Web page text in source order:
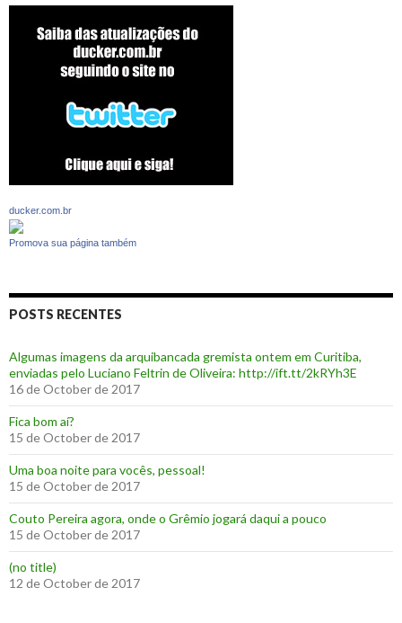
ducker.com.br
Promova sua página também
POSTS RECENTES
Algumas imagens da arquibancada gremista ontem em Curitiba,
enviadas pelo Luciano Feltrin de Oliveira: http://ift.tt/2kRYh3E
16 de October de 2017
‪Fica bom aí?‬
15 de October de 2017
Uma boa noite para vocês, pessoal!
15 de October de 2017
‪Couto Pereira agora, onde o Grêmio jogará daqui a pouco ‬
15 de October de 2017
(no title)
12 de October de 2017